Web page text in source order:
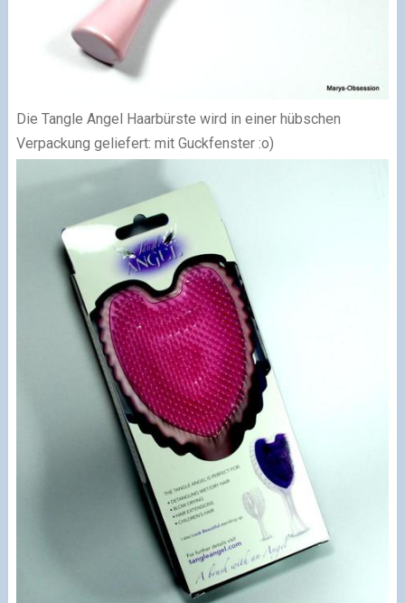
Die Tangle Angel Haarbürste wird in einer hübschen
Verpackung geliefert: mit Guckfenster :o)